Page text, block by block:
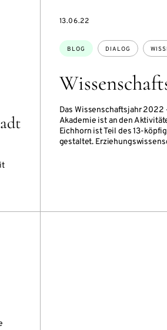
Das Wissenschaftsjahr 2022
Akademie ist an den
Eichhorn ist Teil des 13-
gestaltet.
Themen:
BLOG DIALOG
DATE
13.06.22